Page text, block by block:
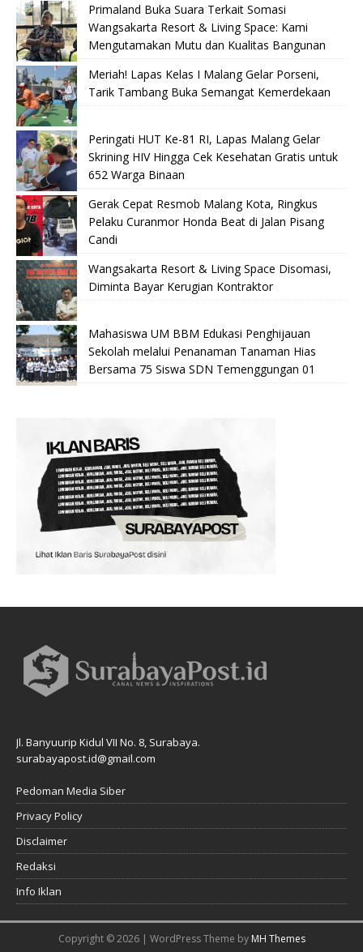
Primaland Buka Suara Terkait Somasi
Wangsakarta Resort & Living Space: Kami
Mengutamakan Mutu dan Kualitas Bangunan
Meriah! Lapas Kelas I Malang Gelar Porseni,
Tarik Tambang Buka Semangat Kemerdekaan
Peringati HUT Ke-81 RI, Lapas Malang Gelar
Skrining HIV Hingga Cek Kesehatan Gratis untuk
652 Warga Binaan
Gerak Cepat Resmob Malang Kota, Ringkus
Pelaku Curanmor Honda Beat di Jalan Pisang
Candi
Wangsakarta Resort & Living Space Disomasi,
Diminta Bayar Kerugian Kontraktor
Mahasiswa UM BBM Edukasi Penghijauan
Sekolah melalui Penanaman Tanaman Hias
Bersama 75 Siswa SDN Temenggungan 01
Jl. Banyuurip Kidul VII No. 8, Surabaya.
surabayapost.id@gmail.com
Pedoman Media Siber
Privacy Policy
Disclaimer
Redaksi
Info Iklan
Copyright © 2026 | WordPress Theme by MH Themes